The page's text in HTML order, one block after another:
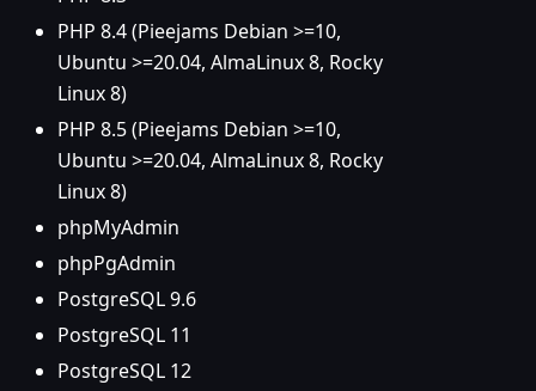
PHP 8.4 (Pieejams Debian >=10,
Ubuntu >=20.04, AlmaLinux 8, Rocky
Linux 8)
PHP 8.5 (Pieejams Debian >=10,
Ubuntu >=20.04, AlmaLinux 8, Rocky
Linux 8)
phpMyAdmin
phpPgAdmin
PostgreSQL 9.6
PostgreSQL 11
PostgreSQL 12